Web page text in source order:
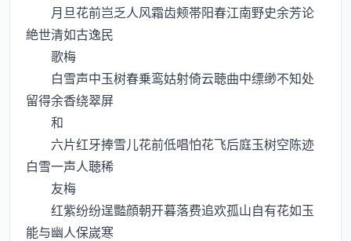
月旦花前岂乏人风霜齿颊帯阳春江南野史余芳论
絶世清如古逸民
歌梅
白雪声中玉树春乗鸾姑射倚云聴曲中缥缈不知处
留得余香绕翠屏
和
六片红牙捧雪儿花前低唱怕花飞后庭玉树空陈迹
白雪一声人聴稀
友梅
红紫纷纷逞豓顔朝开暮落费追欢孤山自有花如玉
能与幽人保嵗寒